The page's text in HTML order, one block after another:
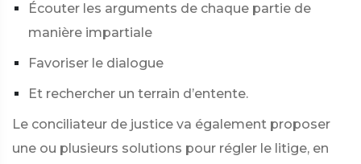
Écouter les arguments de chaque partie de
manière impartiale
Favoriser le dialogue
Et rechercher un terrain d’entente.
Le conciliateur de justice va également proposer
une ou plusieurs solutions pour régler le litige, en